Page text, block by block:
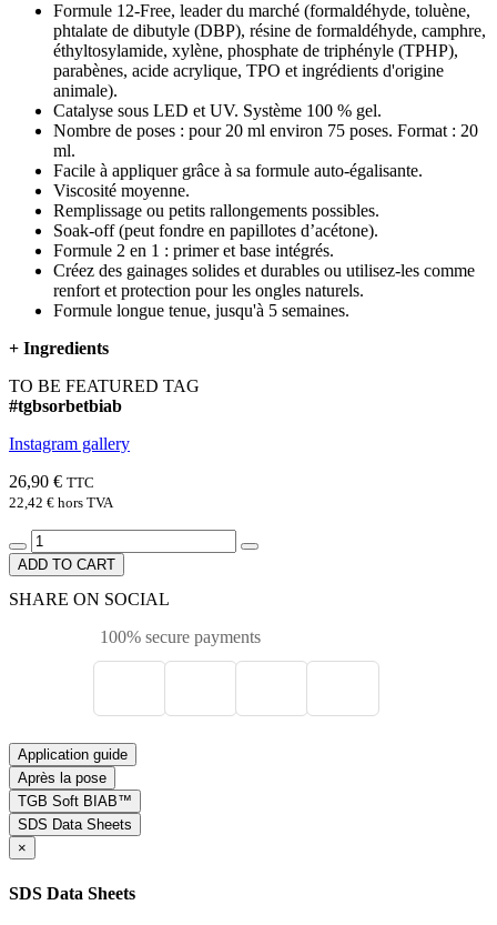
Formule 12-Free, leader du marché (formaldéhyde, toluène,
phtalate de dibutyle (DBP), résine de formaldéhyde, camphre,
éthyltosylamide, xylène, phosphate de triphényle (TPHP),
parabènes, acide acrylique, TPO et ingrédients d'origine
animale).
Catalyse sous LED et UV. Système 100 % gel.
Nombre de poses : pour 20 ml environ 75 poses. Format : 20
ml.
Facile à appliquer grâce à sa formule auto-égalisante.
Viscosité moyenne.
Remplissage ou petits rallongements possibles.
Soak-off (peut fondre en papillotes d’acétone).
Formule 2 en 1 : primer et base intégrés.
Créez des gainages solides et durables ou utilisez-les comme
renfort et protection pour les ongles naturels.
Formule longue tenue, jusqu'à 5 semaines.
+ Ingredients
TO BE FEATURED TAG
#tgbsorbetbiab
Instagram gallery
26,90 € TTC
22,42 € hors TVA
ADD TO CART
SHARE ON SOCIAL
100% secure payments
Application guide
Après la pose
TGB Soft BIAB™
SDS Data Sheets
×
SDS Data Sheets